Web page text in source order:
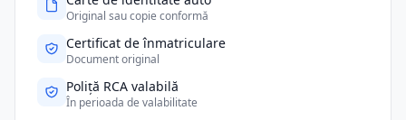
Original sau copie conformă
Certificat de înmatriculare
Document original
Poliță RCA valabilă
În perioada de valabilitate